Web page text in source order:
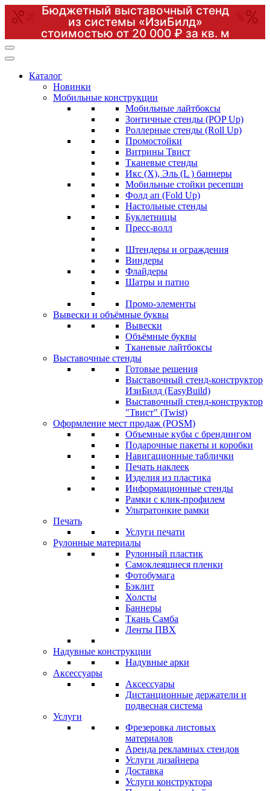
Бюджетный выставочный стенд
из системы «ИзиБилд»
стоимостью от 20 000 ₽ за кв. м
Перейти
к
(нажмитеКаталог
Новинки
Мобильные конструкции
Мобильные лайтбоксы
Зонтичные стенды (POP Up)
Роллерные стенды (Roll Up)
Промостойки
Витрины Твист
Тканевые стенды
Икс (X), Эль (L ) баннеры
Мобильные стойки ресепшн
Фолд ап (Fold Up)
Настольные стенды
Буклетницы
Пресс-волл
Штендеры и ограждения
Виндеры
Флайдеры
Шатры и патио
Промо-элементы
Вывески и объёмные буквы
Вывески
Объёмные буквы
Тканевые лайтбоксы
Выставочные стенды
Готовые решения
Выставочный стенд-конструктор
ИзиБилд (EasyBuild)
Выставочный стенд-конструктор
"Твист" (Twist)
Оформление мест продаж (POSM)
Объемные кубы с брендингом
Подарочные пакеты и коробки
Навигационные таблички
Печать наклеек
Изделия из пластика
Информационные стенды
Рамки с клик-профилем
Ультратонкие рамки
Печать
Услуги печати
Рулонные материалы
Рулонный пластик
Самоклеящиеся пленки
Фотобумага
Бэклит
Холсты
Баннеры
Ткань Самба
Ленты ПВХ
Надувные конструкции
Надувные арки
Аксессуары
Аксессуары
Дистанционные держатели и
подвесная система
Услуги
Фрезеровка листовых
материалов
Аренда рекламных стендов
Услуги дизайнера
Доставка
Услуги конструктора